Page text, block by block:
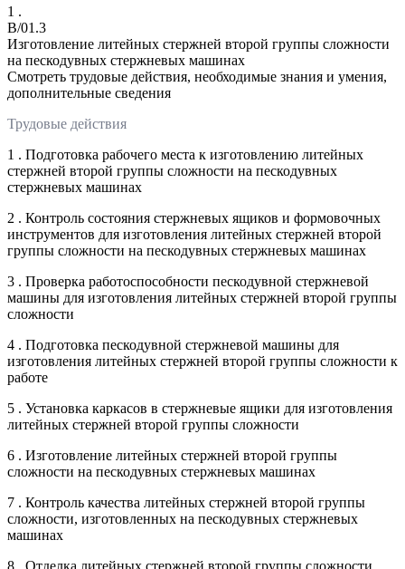
1 .
B/01.3
Изготовление литейных стержней второй группы сложности
на пескодувных стержневых машинах
Смотреть трудовые действия, необходимые знания и умения,
дополнительные сведения
Трудовые действия
1 . Подготовка рабочего места к изготовлению литейных
стержней второй группы сложности на пескодувных
стержневых машинах
2 . Контроль состояния стержневых ящиков и формовочных
инструментов для изготовления литейных стержней второй
группы сложности на пескодувных стержневых машинах
3 . Проверка работоспособности пескодувной стержневой
машины для изготовления литейных стержней второй группы
сложности
4 . Подготовка пескодувной стержневой машины для
изготовления литейных стержней второй группы сложности к
работе
5 . Установка каркасов в стержневые ящики для изготовления
литейных стержней второй группы сложности
6 . Изготовление литейных стержней второй группы
сложности на пескодувных стержневых машинах
7 . Контроль качества литейных стержней второй группы
сложности, изготовленных на пескодувных стержневых
машинах
8 . Отделка литейных стержней второй группы сложности,